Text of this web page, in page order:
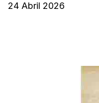
24 Abril 2026